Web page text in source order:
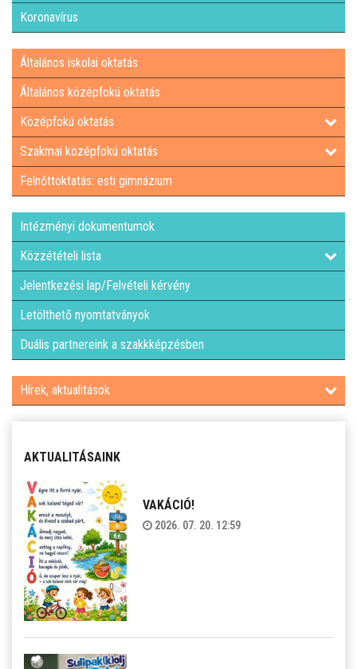
KÖZZÉTÉTELI LISTA
JELENTKEZÉSI LAP/FELVÉTELI KÉRVÉNY
LETÖLTHETŐ NYOMTATVÁNYOK
DUÁLIS PARTNEREINK A SZAKKKÉPZÉSBEN
HÍREK, AKTUALITÁSOK
Koronavírus
Általános iskolai oktatás
Általános középfokú oktatás
Középfokú oktatás
Szakmai középfokú oktatás
Felnőttoktatás: esti gimnázium
Intézményi dokumentumok
Közzétételi lista
Jelentkezési lap/Felvételi kérvény
Letölthető nyomtatványok
Duális partnereink a szakkképzésben
Hírek, aktualitások
AKTUALITÁSAINK
VAKÁCIÓ!
2026. 07. 20. 12:59